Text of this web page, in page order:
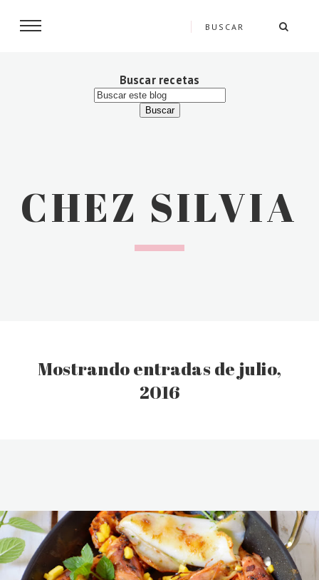
Buscar recetas
CHEZ SILVIA
Mostrando entradas de julio,
2016